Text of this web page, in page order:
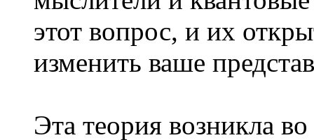
этот вопрос, и их
изменить ваше
Эта теория возникла